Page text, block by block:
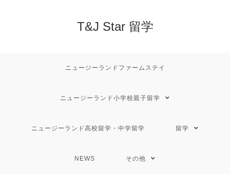
T&J Star 留学
ニュージーランドファームステイ
ニュージーランド小学校親子留学
ニュージーランド高校留学・中学留学 留学
NEWS その他